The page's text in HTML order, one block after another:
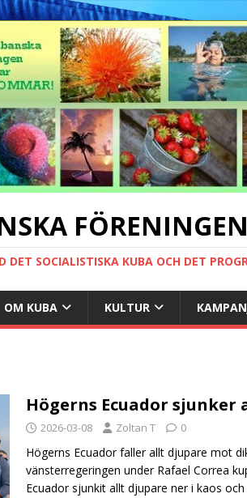
FÖRENINGEN
DET SOCIALISTISKA KUBA OCH DET
OM KUBA KULTUR
Högerns Ecuador
2026-03-08 Zoltan T 0
Högerns Ecuador faller allt djupare mot
vänsterregeringen under Rafael Correa
Ecuador sjunkit allt djupare ner i kaos och